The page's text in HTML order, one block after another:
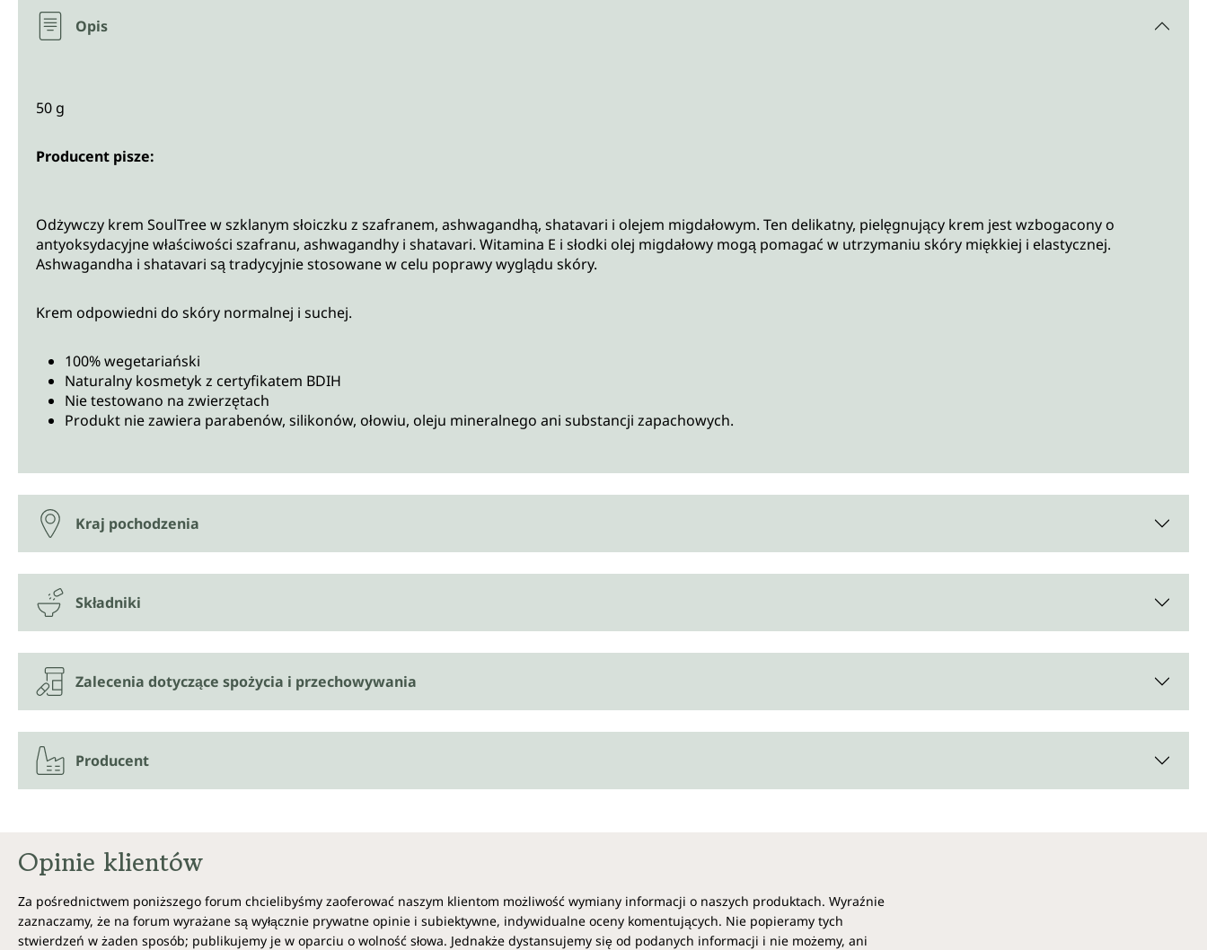
Opis
50 g
Producent pisze:
Odżywczy krem SoulTree w szklanym słoiczku z szafranem, ashwagandhą, shatavari i olejem migdałowym. Ten delikatny, pielęgnujący krem jest wzbogacony o
antyoksydacyjne właściwości szafranu, ashwagandhy i shatavari. Witamina E i słodki olej migdałowy mogą pomagać w utrzymaniu skóry miękkiej i elastycznej.
Ashwagandha i shatavari są tradycyjnie stosowane w celu poprawy wyglądu skóry.
Krem odpowiedni do skóry normalnej i suchej.
100% wegetariański
Naturalny kosmetyk z certyfikatem BDIH
Nie testowano na zwierzętach
Produkt nie zawiera parabenów, silikonów, ołowiu, oleju mineralnego ani substancji zapachowych.
Kraj pochodzenia
Składniki
Zalecenia dotyczące spożycia i przechowywania
Producent
Opinie klientów
Za pośrednictwem poniższego forum chcielibyśmy zaoferować naszym klientom możliwość wymiany informacji o naszych produktach. Wyraźnie
zaznaczamy, że na forum wyrażane są wyłącznie prywatne opinie i subiektywne, indywidualne oceny komentujących. Nie popieramy tych
stwierdzeń w żaden sposób; publikujemy je w oparciu o wolność słowa. Jednakże dystansujemy się od podanych informacji i nie możemy, ani